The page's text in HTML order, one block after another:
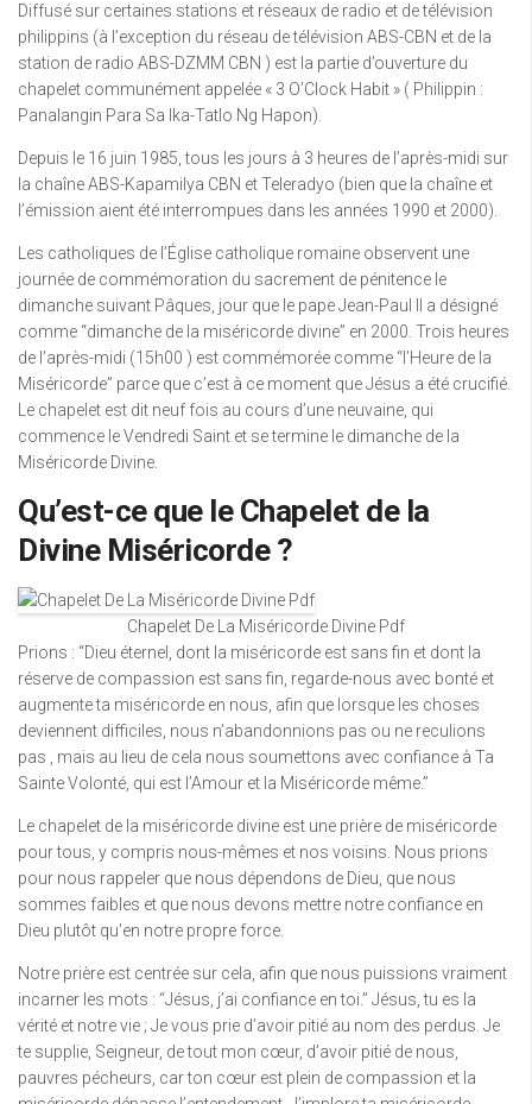
Diffusé sur certaines stations et réseaux de radio et de télévision
philippins (à l’exception du réseau de télévision ABS-CBN et de la
station de radio ABS-DZMM CBN ) est la partie d’ouverture du
chapelet communément appelée « 3 O’Clock Habit » ( Philippin :
Panalangin Para Sa Ika-Tatlo Ng Hapon).
Depuis le 16 juin 1985, tous les jours à 3 heures de l’après-midi sur
la chaîne ABS-Kapamilya CBN et Teleradyo (bien que la chaîne et
l’émission aient été interrompues dans les années 1990 et 2000).
Les catholiques de l’Église catholique romaine observent une
journée de commémoration du sacrement de pénitence le
dimanche suivant Pâques, jour que le pape Jean-Paul II a désigné
comme “dimanche de la miséricorde divine” en 2000. Trois heures
de l’après-midi (15h00 ) est commémorée comme “l’Heure de la
Miséricorde” parce que c’est à ce moment que Jésus a été crucifié.
Le chapelet est dit neuf fois au cours d’une neuvaine, qui
commence le Vendredi Saint et se termine le dimanche de la
Miséricorde Divine.
Qu’est-ce que le Chapelet de la
Divine Miséricorde ?
Chapelet De La Miséricorde Divine Pdf
Prions : “Dieu éternel, dont la miséricorde est sans fin et dont la
réserve de compassion est sans fin, regarde-nous avec bonté et
augmente ta miséricorde en nous, afin que lorsque les choses
deviennent difficiles, nous n’abandonnions pas ou ne reculions
pas , mais au lieu de cela nous soumettons avec confiance à Ta
Sainte Volonté, qui est l’Amour et la Miséricorde même.”
Le chapelet de la miséricorde divine est une prière de miséricorde
pour tous, y compris nous-mêmes et nos voisins. Nous prions
pour nous rappeler que nous dépendons de Dieu, que nous
sommes faibles et que nous devons mettre notre confiance en
Dieu plutôt qu’en notre propre force.
Notre prière est centrée sur cela, afin que nous puissions vraiment
incarner les mots : “Jésus, j’ai confiance en toi.” Jésus, tu es la
vérité et notre vie ; Je vous prie d’avoir pitié au nom des perdus. Je
te supplie, Seigneur, de tout mon cœur, d’avoir pitié de nous,
pauvres pécheurs, car ton cœur est plein de compassion et la